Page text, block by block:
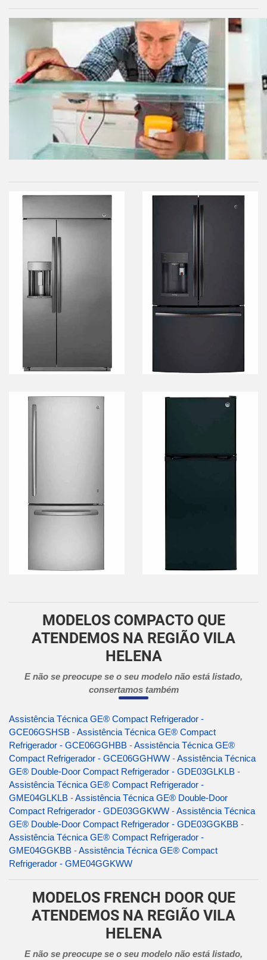
MODELOS COMPACTO QUE
ATENDEMOS NA REGIÃO VILA
HELENA
E não se preocupe se o seu modelo não está listado,
consertamos também
Assistência Técnica GE® Compact Refrigerador -
GCE06GSHSB -Assistência Técnica GE® Compact
Refrigerador - GCE06GGHBB -Assistência Técnica GE®
Compact Refrigerador - GCE06GGHWW -Assistência Técnica
GE® Double-Door Compact Refrigerador - GDE03GLKLB -
Assistência Técnica GE® Compact Refrigerador -
GME04GLKLB -Assistência Técnica GE® Double-Door
Compact Refrigerador - GDE03GGKWW -Assistência Técnica
GE® Double-Door Compact Refrigerador - GDE03GGKBB -
Assistência Técnica GE® Compact Refrigerador -
GME04GGKBB -Assistência Técnica GE® Compact
Refrigerador - GME04GGKWW
MODELOS FRENCH DOOR QUE
ATENDEMOS NA REGIÃO VILA
HELENA
E não se preocupe se o seu modelo não está listado,